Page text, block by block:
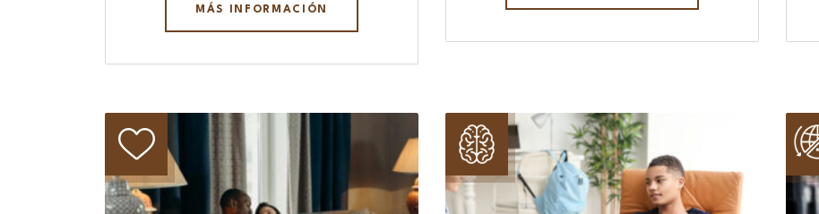
MÁS INFORMACIÓN